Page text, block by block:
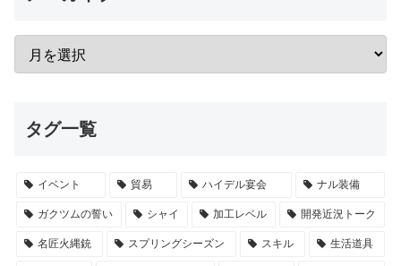
タグ一覧
イベント 貿易 ハイデル宴会 ナル装備
ガクツムの誓い シャイ 加工レベル 開発近況トーク
名匠火縄銃 スプリングシーズン スキル 生活道具